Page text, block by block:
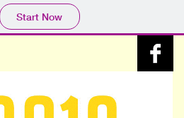
Start Now